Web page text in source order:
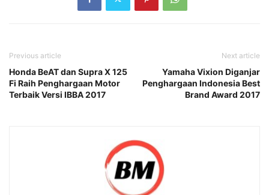
Previous article
Honda BeAT dan Supra X 125
Fi Raih Penghargaan Motor
Terbaik Versi IBBA 2017
Next article
Yamaha Vixion Diganjar
Penghargaan Indonesia Best
Brand Award 2017